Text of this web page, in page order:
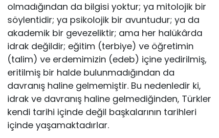
olmadığından da bilgisi yoktur; ya mitolojik bir
söylentidir; ya psikolojik bir avuntudur; ya da
akademik bir gevezeliktir; ama her halükârda
idrak değildir; eğitim (terbiye) ve öğretimin
(talim) ve erdemimizin (edeb) içine yedirilmiş,
eritilmiş bir halde bulunmadığından da
davranış haline gelmemiştir. Bu nedenledir ki,
idrak ve davranış haline gelmediğinden, Türkler
kendi tarihi içinde değil başkalarının tarihleri
içinde yaşamaktadırlar.